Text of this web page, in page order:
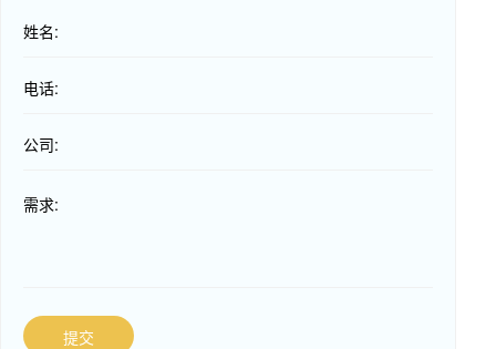
姓名:
电话:
公司:
需求:
提交